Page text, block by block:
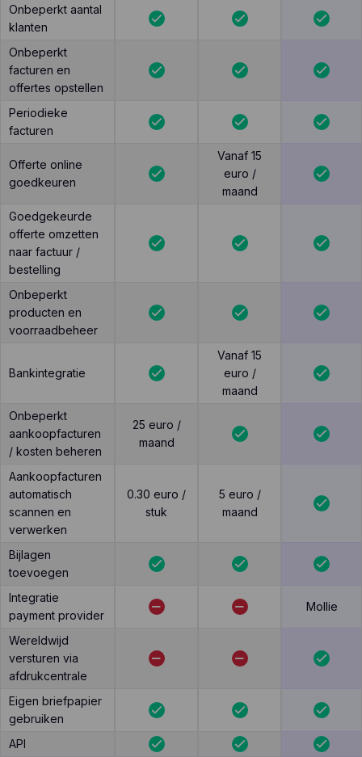
Onbeperkt aantal
klanten
Onbeperkt
facturen en
offertes opstellen
Periodieke
facturen
Offerte online
goedkeuren
Vanaf 15
euro /
maand
Goedgekeurde
offerte omzetten
naar factuur /
bestelling
Onbeperkt
producten en
voorraadbeheer
Bankintegratie
Vanaf 15
euro /
maand
Onbeperkt
aankoopfacturen
/ kosten beheren
25 euro /
maand
Aankoopfacturen
automatisch
scannen en
verwerken
0.30 euro /
stuk
5 euro /
maand
Bijlagen
toevoegen
Integratie
payment provider
Mollie
Wereldwijd
versturen via
afdrukcentrale
Eigen briefpapier
gebruiken
API